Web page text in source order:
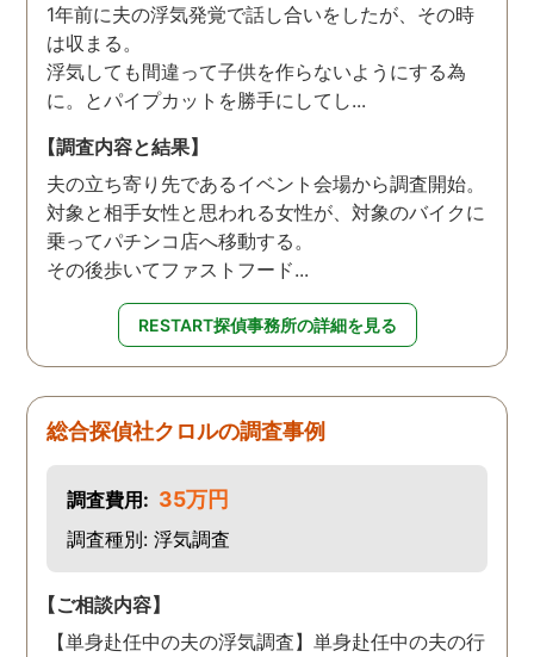
1年前に夫の浮気発覚で話し合いをしたが、その時
は収まる。
浮気しても間違って子供を作らないようにする為
に。とパイプカットを勝手にしてし...
【調査内容と結果】
夫の立ち寄り先であるイベント会場から調査開始。
対象と相手女性と思われる女性が、対象のバイクに
乗ってパチンコ店へ移動する。
その後歩いてファストフード...
RESTART探偵事務所の詳細を見る
総合探偵社クロルの調査事例
調査費用: 35万円
調査種別: 浮気調査
【ご相談内容】
【単身赴任中の夫の浮気調査】単身赴任中の夫の行